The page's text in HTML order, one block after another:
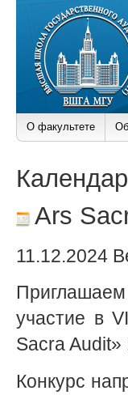
О факультете
Ars
11.12.2024
участие в
Sacra Audit»
Конкурс